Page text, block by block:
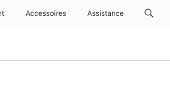
Accessoires Assistance